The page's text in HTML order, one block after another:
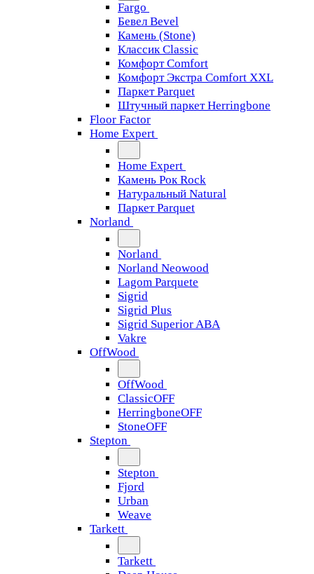
Fargo
Бевел Bevel
Камень (Stone)
Классик Classic
Комфорт Comfort
Комфорт Экстра Comfort XXL
Паркет Parquet
Штучный паркет Herringbone
Floor Factor
Home Expert
Home Expert
Камень Рок Rock
Натуральный Natural
Паркет Parquet
Norland
Norland
Norland Neowood
Lagom Parquete
Sigrid
Sigrid Plus
Sigrid Superior ABA
Vakre
OffWood
OffWood
ClassicOFF
HerringboneOFF
StoneOFF
Stepton
Stepton
Fjord
Urban
Weave
Tarkett
Tarkett